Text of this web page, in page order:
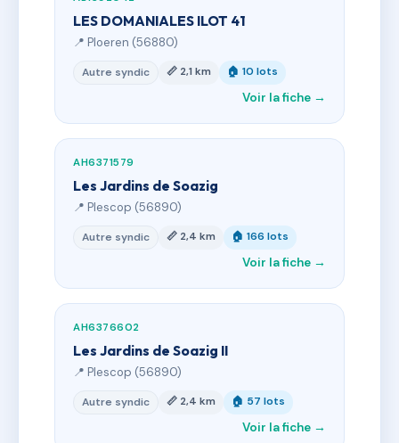
LES DOMANIALES ILOT 41
📍 Ploeren (56880)
Autre syndic 📏 2,1 km 🏠 10 lots
Voir la fiche →
AH6371579
Les Jardins de Soazig
📍 Plescop (56890)
Autre syndic 📏 2,4 km 🏠 166 lots
Voir la fiche →
AH6376602
Les Jardins de Soazig II
📍 Plescop (56890)
Autre syndic 📏 2,4 km 🏠 57 lots
Voir la fiche →